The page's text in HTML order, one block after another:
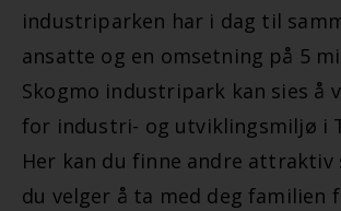
industriparken har i dag til
ansatte og en omsetning på 5
Skogmo industripark kan sies å
for industri- og utviklingsmiljø i
Her kan du finne andre
du velger å ta med deg